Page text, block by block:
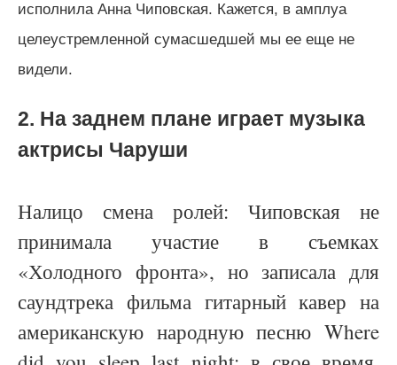
исполнила Анна Чиповская. Кажется, в амплуа
целеустремленной сумасшедшей мы ее еще не
видели.
2. На заднем плане играет музыка
актрисы Чаруши
Налицо смена ролей: Чиповская не
принимала участие в съемках
«Холодного фронта», но записала для
саундтрека фильма гитарный кавер на
американскую народную песню Where